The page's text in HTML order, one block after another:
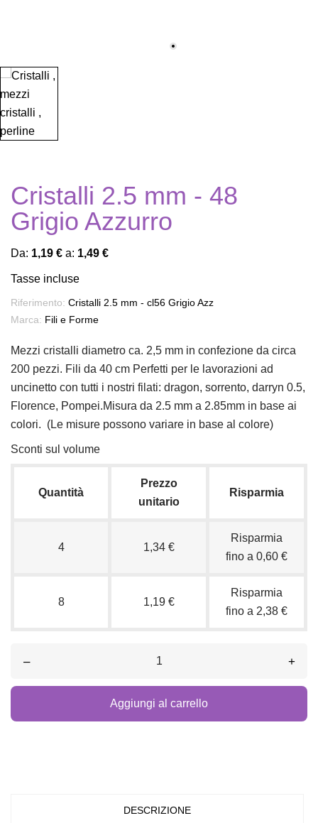
Cristalli 2.5 mm - 48
Grigio Azzurro
Da: 1,19 € a: 1,49 €
Tasse incluse
Riferimento: Cristalli 2.5 mm - cl56 Grigio Azz
Marca: Fili e Forme
Mezzi cristalli diametro ca. 2,5 mm in confezione da circa
200 pezzi. Fili da 40 cm Perfetti per le lavorazioni ad
uncinetto con tutti i nostri filati: dragon, sorrento, darryn 0.5,
Florence, Pompei.Misura da 2.5 mm a 2.85mm in base ai
colori. (Le misure possono variare in base al colore)
Sconti sul volume
Quantità
Prezzo
unitario
Risparmia
4 1,34 €
Risparmia
fino a 0,60 €
8 1,19 €
Risparmia
fino a 2,38 €
– +
Aggiungi al carrello
DESCRIZIONE